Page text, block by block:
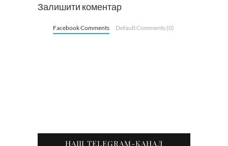
Залишити коментар
Facebook Comments Default Comments (0)
НАШ TELEGRAM-КАНАЛ